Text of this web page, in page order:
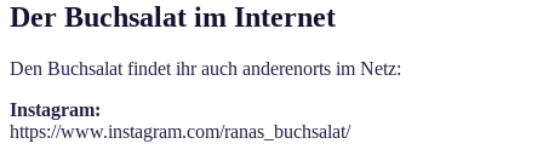
Der Buchsalat im Internet
Den Buchsalat findet ihr auch anderenorts im Netz:
Instagram:
https://www.instagram.com/ranas_buchsalat/